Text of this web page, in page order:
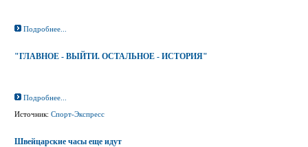
Подробнее...
"ГЛАВНОЕ - ВЫЙТИ. ОСТАЛЬНОЕ - ИСТОРИЯ"
Подробнее...
Источник: Спорт-Экспресс
Швейцарские часы еще идут